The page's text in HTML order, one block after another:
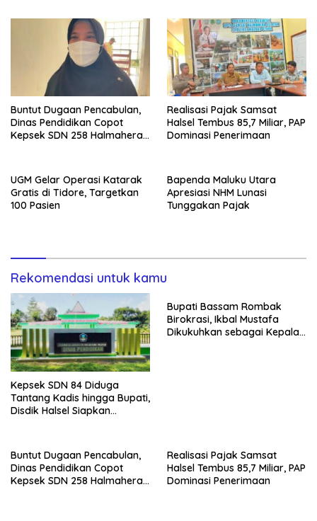
Buntut Dugaan Pencabulan,
Dinas Pendidikan Copot
Kepsek SDN 258 Halmahera
Realisasi Pajak Samsat
Halsel Tembus 85,7 Miliar, PAP
Dominasi Penerimaan
UGM Gelar Operasi Katarak
Gratis di Tidore, Targetkan
100 Pasien
Bapenda Maluku Utara
Apresiasi NHM Lunasi
Tunggakan Pajak
Rekomendasi untuk kamu
Kepsek SDN 84 Diduga
Tantang Kadis hingga Bupati,
Disdik Halsel Siapkan
Bupati Bassam Rombak
Birokrasi, Ikbal Mustafa
Dikukuhkan sebagai Kepala
Buntut Dugaan Pencabulan,
Dinas Pendidikan Copot
Kepsek SDN 258 Halmahera
Realisasi Pajak Samsat
Halsel Tembus 85,7 Miliar, PAP
Dominasi Penerimaan